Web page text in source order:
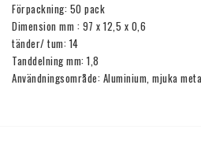
Förpackning: 50 pack
Dimension mm : 97 x 12,5 x 0,6
tänder/ tum: 14
Tanddelning mm: 1,8